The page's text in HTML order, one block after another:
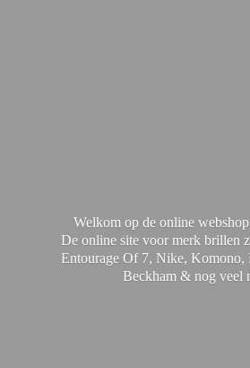
Welkom op de online
De online site voor merk brillen
Entourage Of 7, Nike, Komono,
Beckham & nog veel